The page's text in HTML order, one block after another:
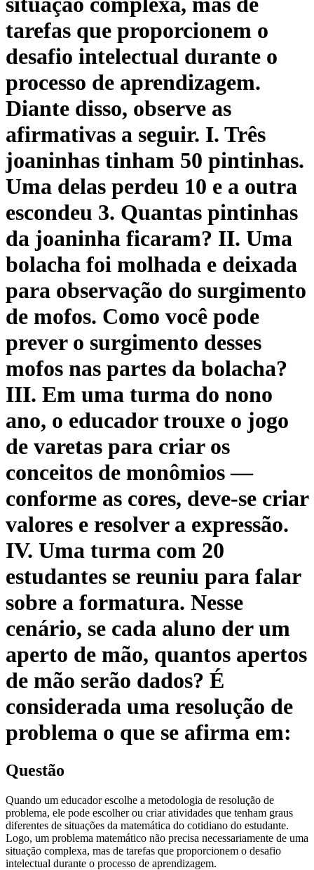
tarefas que proporcionem o
desafio intelectual durante o
processo de aprendizagem.
Diante disso, observe as
afirmativas a seguir. I. Três
joaninhas tinham 50 pintinhas.
Uma delas perdeu 10 e a outra
escondeu 3. Quantas pintinhas
da joaninha ficaram? II. Uma
bolacha foi molhada e deixada
para observação do surgimento
de mofos. Como você pode
prever o surgimento desses
mofos nas partes da bolacha?
III. Em uma turma do nono
ano, o educador trouxe o jogo
de varetas para criar os
conceitos de monômios —
conforme as cores, deve-se criar
valores e resolver a expressão.
IV. Uma turma com 20
estudantes se reuniu para falar
sobre a formatura. Nesse
cenário, se cada aluno der um
aperto de mão, quantos apertos
de mão serão dados? É
considerada uma resolução de
problema o que se afirma em:
Questão
Quando um educador escolhe a metodologia de resolução de
problema, ele pode escolher ou criar atividades que tenham graus
diferentes de situações da matemática do cotidiano do estudante.
Logo, um problema matemático não precisa necessariamente de uma
situação complexa, mas de tarefas que proporcionem o desafio
intelectual durante o processo de aprendizagem.